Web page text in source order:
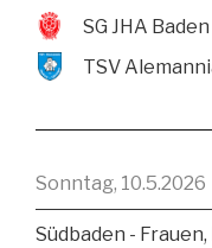
SG JHA Baden
Sonntag, 10.5.2026
Südbaden - Frauen,